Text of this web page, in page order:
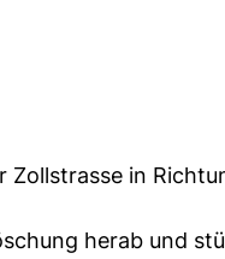
Zollstrasse in
herab und